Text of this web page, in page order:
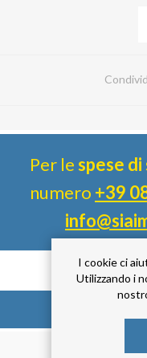
Per lespese
numero +39
I cookie ci
Utilizzando i